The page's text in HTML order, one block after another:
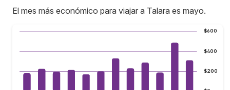
El mes más económico para viajar a Talara es mayo.
$200
$400
$600